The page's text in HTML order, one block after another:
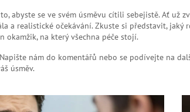
abyste se ve svém úsměvu cítili sebejistě. Ať
a realistické očekávání. Zkuste si představit,
okamžik, na který všechna péče stojí.
nám do komentářů nebo se podívejte na
úsměv.